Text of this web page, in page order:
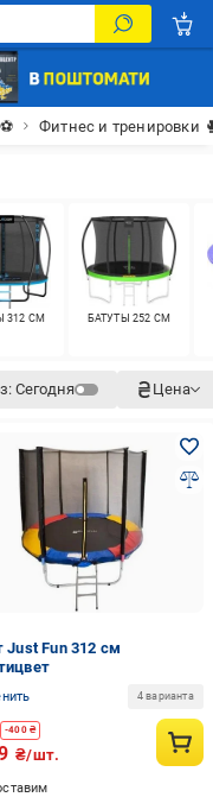
Фитнес и тренировки
312 СМ БАТУТЫ 252 СМ
Сегодня Цена
Just Fun 312 см
4 варианта
-400₴
₴/шт.